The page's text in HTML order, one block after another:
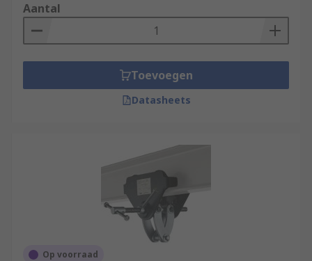
Aantal
Toevoegen
Datasheets
Op voorraad